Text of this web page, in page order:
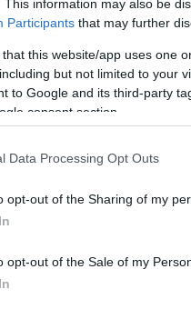
This information may also be
Participants that may further
that this website/app uses one
but not limited to your
to Google and its third-party
consent section.
Data Processing Opt Outs
opt-out of the Sharing of my
opt-out of the Sale of my
Davos før jul har
Tour de Ski. Og
sprinten under VM
mer, forteller han.
Chappaz så drittlei at han
NordicFocus